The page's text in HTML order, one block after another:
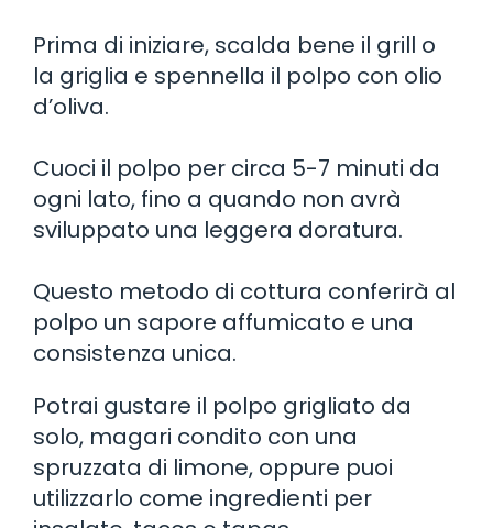
Prima di iniziare, scalda bene il grill o
la griglia e spennella il polpo con olio
d’oliva.
Cuoci il polpo per circa 5-7 minuti da
ogni lato, fino a quando non avrà
sviluppato una leggera doratura.
Questo metodo di cottura conferirà al
polpo un sapore affumicato e una
consistenza unica.
Potrai gustare il polpo grigliato da
solo, magari condito con una
spruzzata di limone, oppure puoi
utilizzarlo come ingredienti per